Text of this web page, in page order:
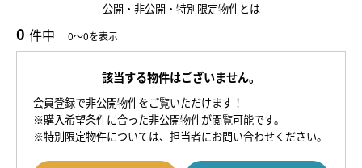
公開・非公開・特別限定物件とは
0 件中 0～0を表示
該当する物件はございません。
会員登録で非公開物件をご覧いただけます！
※購入希望条件に合った非公開物件が閲覧可能です。
※特別限定物件については、担当者にお問い合わせください。